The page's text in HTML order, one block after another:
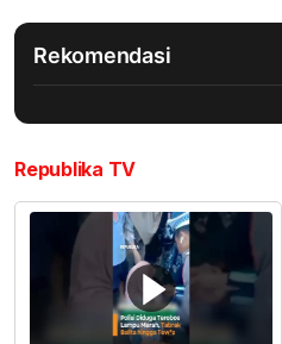
Rekomendasi
Republika TV